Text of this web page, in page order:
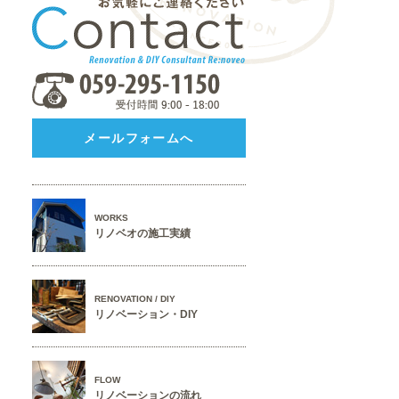
メールフォームへ
WORKS
リノベオの施工実績
RENOVATION / DIY
リノベーション・DIY
FLOW
リノベーションの流れ